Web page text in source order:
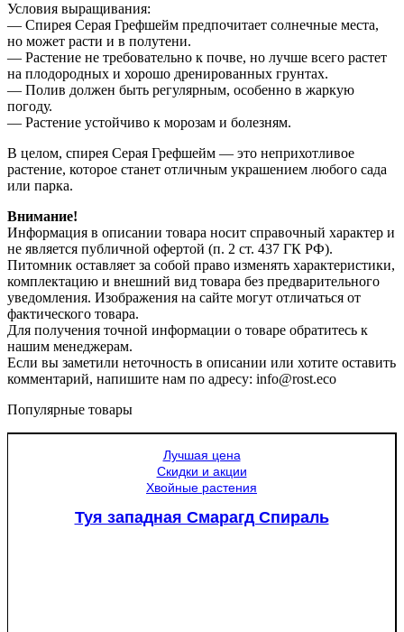
Условия выращивания:
— Спирея Серая Грефшейм предпочитает солнечные места,
но может расти и в полутени.
— Растение не требовательно к почве, но лучше всего растет
на плодородных и хорошо дренированных грунтах.
— Полив должен быть регулярным, особенно в жаркую
погоду.
— Растение устойчиво к морозам и болезням.
В целом, спирея Серая Грефшейм — это неприхотливое
растение, которое станет отличным украшением любого сада
или парка.
Внимание!
Информация в описании товара носит справочный характер и
не является публичной офертой (п. 2 ст. 437 ГК РФ).
Питомник оставляет за собой право изменять характеристики,
комплектацию и внешний вид товара без предварительного
уведомления. Изображения на сайте могут отличаться от
фактического товара.
Для получения точной информации о товаре обратитесь к
нашим менеджерам.
Если вы заметили неточность в описании или хотите оставить
комментарий, напишите нам по адресу: info@rost.eco
Популярные товары
Лучшая цена
Скидки и акции
Хвойные растения
Туя западная Смарагд Спираль